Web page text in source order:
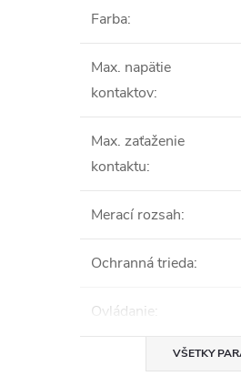
Farba:
Max. napätie
kontaktov:
Max. zaťaženie
kontaktu:
Merací rozsah:
Ochranná trieda:
Ovládanie:
VŠETKY